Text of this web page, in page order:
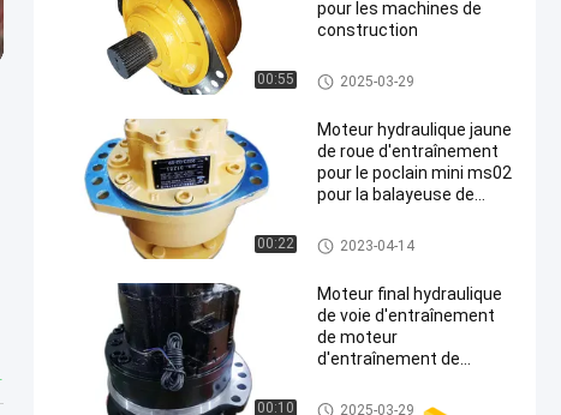
00:55
pour les machines de
construction
moteur hydraulique d'orbite
2025-03-29
00:22
Moteur hydraulique jaune
de roue d'entraînement
pour le poclain mini ms02
pour la balayeuse de
moteur hydraulique d'orbite
2023-04-14
00:10
Moteur final hydraulique
de voie d'entraînement
de moteur
d'entraînement de
avec le capteur
moteur hydraulique d'orbite
2025-03-29